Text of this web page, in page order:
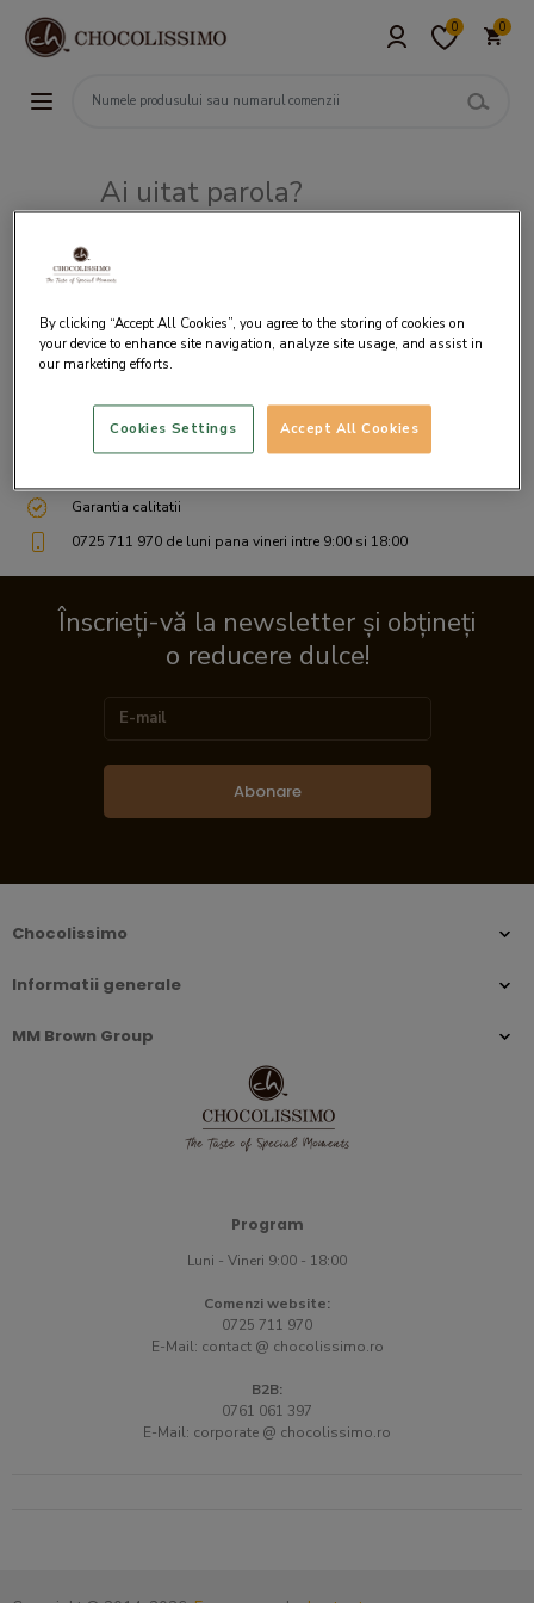
0 0
Ai uitat parola?
Livrare gratuita incepand cu 200 lei
Garantia calitatii
0725 711 970 de luni pana vineri intre 9:00 si 18:00
Înscrieți-vă la newsletter și obțineți
o reducere dulce!
Abonare
Chocolissimo
Informatii generale
MM Brown Group
Program
Luni - Vineri 9:00 - 18:00
Comenzi website:
0725 711 970
E-Mail: contact @ chocolissimo.ro
B2B:
0761 061 397
E-Mail: corporate @ chocolissimo.ro
By clicking “Accept All Cookies”, you agree to the storing of cookies on
your device to enhance site navigation, analyze site usage, and assist in
our marketing efforts.
Accept All Cookies
Cookies Settings